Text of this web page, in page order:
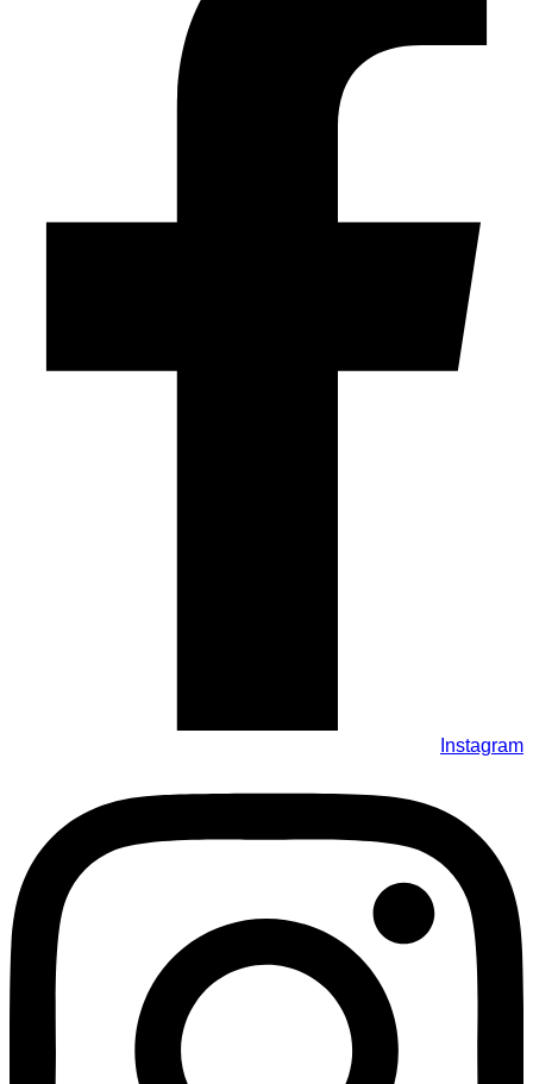
Instagram